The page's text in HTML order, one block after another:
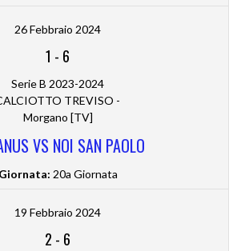
26 Febbraio 2024
1 - 6
Serie B 2023-2024
TREVISO -
Morgano [TV]
VS NOI SAN PAOLO
Giornata: 20a Giornata
19 Febbraio 2024
2 - 6